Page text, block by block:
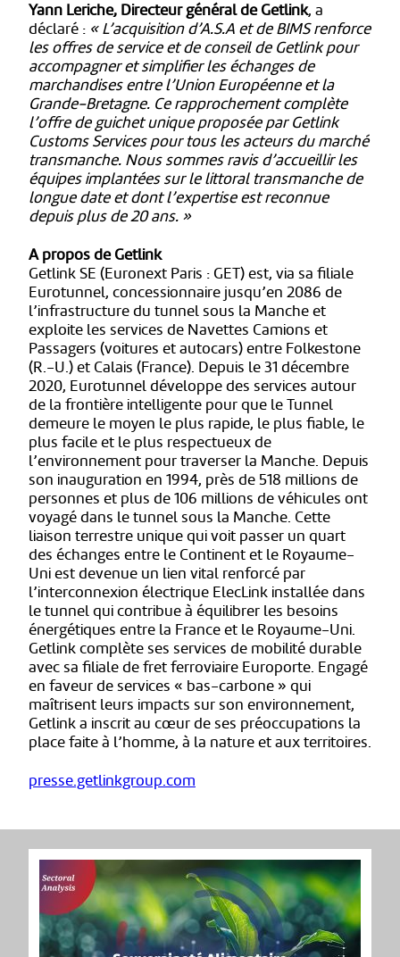
Yann Leriche, Directeur général de Getlink, a
déclaré : « L’acquisition d’A.S.A et de BIMS renforce
les offres de service et de conseil de Getlink pour
accompagner et simplifier les échanges de
marchandises entre l’Union Européenne et la
Grande-Bretagne. Ce rapprochement complète
l’offre de guichet unique proposée par Getlink
Customs Services pour tous les acteurs du marché
transmanche. Nous sommes ravis d’accueillir les
équipes implantées sur le littoral transmanche de
longue date et dont l’expertise est reconnue
depuis plus de 20 ans. »
A propos de Getlink
Getlink SE (Euronext Paris : GET) est, via sa filiale
Eurotunnel, concessionnaire jusqu’en 2086 de
l’infrastructure du tunnel sous la Manche et
exploite les services de Navettes Camions et
Passagers (voitures et autocars) entre Folkestone
(R.-U.) et Calais (France). Depuis le 31 décembre
2020, Eurotunnel développe des services autour
de la frontière intelligente pour que le Tunnel
demeure le moyen le plus rapide, le plus fiable, le
plus facile et le plus respectueux de
l’environnement pour traverser la Manche. Depuis
son inauguration en 1994, près de 518 millions de
personnes et plus de 106 millions de véhicules ont
voyagé dans le tunnel sous la Manche. Cette
liaison terrestre unique qui voit passer un quart
des échanges entre le Continent et le Royaume-
Uni est devenue un lien vital renforcé par
l’interconnexion électrique ElecLink installée dans
le tunnel qui contribue à équilibrer les besoins
énergétiques entre la France et le Royaume-Uni.
Getlink complète ses services de mobilité durable
avec sa filiale de fret ferroviaire Europorte. Engagé
en faveur de services « bas-carbone » qui
maîtrisent leurs impacts sur son environnement,
Getlink a inscrit au cœur de ses préoccupations la
place faite à l’homme, à la nature et aux territoires.
presse.getlinkgroup.com